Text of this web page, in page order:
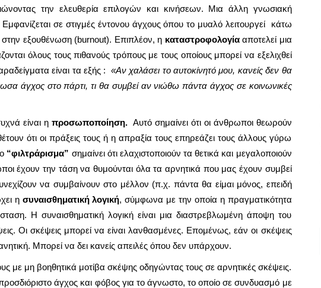
την ελευθερία επιλογών και κινήσεων. Μια άλλη γνωσιακή
Εμφανίζεται σε στιγμές έντονου άγχους όπου το μυαλό λειτουργεί κάτω
εξουθένωση (burnout). Επιπλέον, η καταστροφολογίααποτελεί μια
όλους τους πιθανούς τρόπους με τους οποίους μπορεί να εξελιχθεί
είναι τα εξής : «Αν χαλάσει το αυτοκίνητό μου, κανείς δεν θα
άγχος στο πάρτι, τι θα συμβεί αν νιώθω πάντα άγχος σε κοινωνικές
είναι η προσωποποίηση. Αυτό σημαίνει ότι οι άνθρωποι θεωρούν
ότι οι πράξεις τους ή η απραξία τους επηρεάζει τους άλλους γύρω
“φιλτράρισμα” σημαίνει ότι ελαχιστοποιούν τα θετικά και μεγαλοποιούν
έχουν την τάση να θυμούνται όλα τα αρνητικά που μας έχουν συμβεί
να συμβαίνουν στο μέλλον (π.χ. πάντα θα είμαι μόνος, επειδή
η συναισθηματική λογική, σύμφωνα με την οποία η πραγματικότητα
Η συναισθηματική λογική είναι μια διαστρεβλωμένη άποψη του
Οι σκέψεις μπορεί να είναι λανθασμένες. Επομένως, εάν οι σκέψεις
Μπορεί να δει κανείς απειλές όπου δεν υπάρχουν.
με μη βοηθητικά μοτίβα σκέψης οδηγώντας τους σε αρνητικές σκέψεις.
άγχος και φόβος για το άγνωστο, το οποίο σε συνδυασμό με